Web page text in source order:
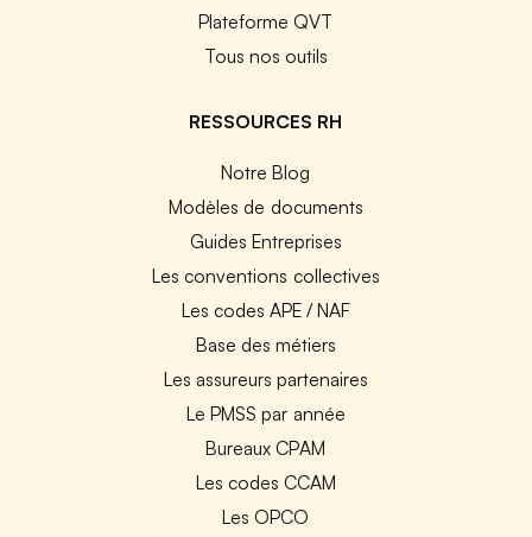
Plateforme QVT
Tous nos outils
RESSOURCES RH
Notre Blog
Modèles de documents
Guides Entreprises
Les conventions collectives
Les codes APE / NAF
Base des métiers
Les assureurs partenaires
Le PMSS par année
Bureaux CPAM
Les codes CCAM
Les OPCO